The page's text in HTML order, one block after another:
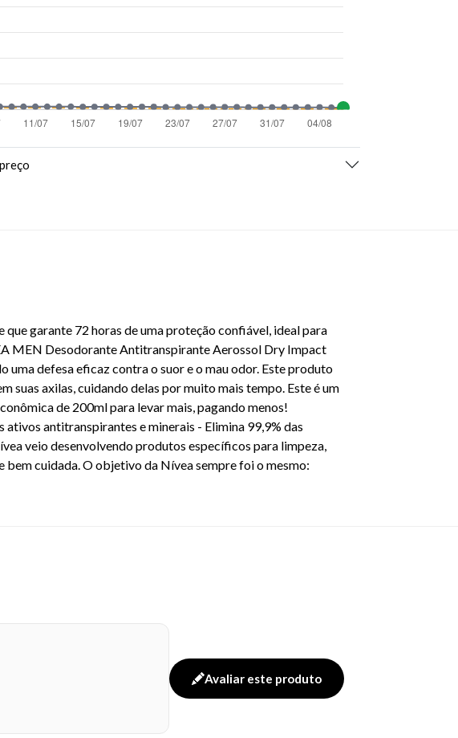
garante 72 horas de uma proteção confiável, ideal para
MEN Desodorante Antitranspirante Aerossol Dry Impact
defesa eficaz contra o suor e o mau odor. Este produto
suas axilas, cuidando delas por muito mais tempo. Este é um
de 200ml para levar mais, pagando menos!
ativos antitranspirantes e minerais - Elimina 99,9% das
veio desenvolvendo produtos específicos para limpeza,
bem cuidada. O objetivo da Nívea sempre foi o mesmo:
Avaliar este produto